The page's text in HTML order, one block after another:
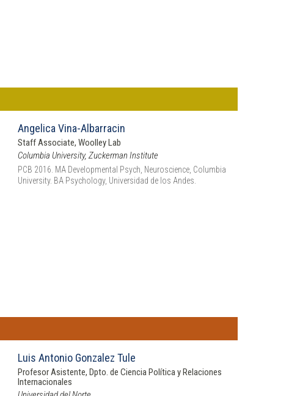
Angelica Vina-Albarracin
Staff Associate, Woolley Lab
Columbia University, Zuckerman Institute
PCB 2016. MA Developmental Psych, Neuroscience, Columbia
University. BA Psychology, Universidad de los Andes.
Luis Antonio Gonzalez Tule
Profesor Asistente, Dpto. de Ciencia Política y Relaciones
Internacionales